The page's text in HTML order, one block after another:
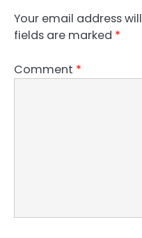
Your email address
fields are marked *
Comment *